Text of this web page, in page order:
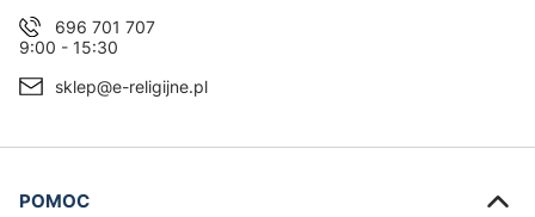
696 701 707
9:00 - 15:30
sklep@e-religijne.pl
Linki w stopce
POMOC